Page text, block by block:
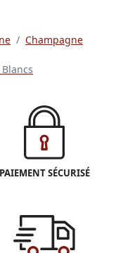
Champagne
PAIEMENT SÉCURISÉ